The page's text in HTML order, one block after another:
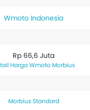
Wmoto Indonesia
Rp 66,6 Juta
Harga Wmoto Morbius
Morbius Standard